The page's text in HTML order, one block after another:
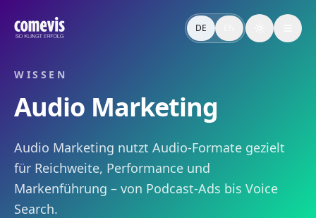
Audio Marketing nutzt Audio-Formate gezielt für
Audio Marketing – Definition & Why It Matters
DE Toggle
WISSEN
Audio Marketing
Audio Marketing nutzt Audio-Formate gezielt
für Reichweite, Performance und
Markenführung – von Podcast-Ads bis Voice
Search.